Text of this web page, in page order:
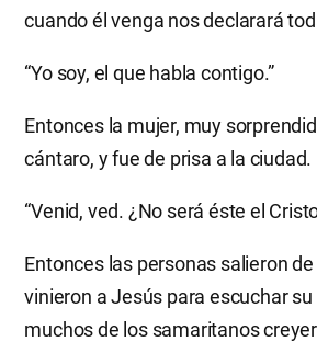
cuando él venga nos declarará
“Yo soy, el que habla contigo.”
Entonces la mujer, muy
cántaro, y fue de prisa a la ciudad.
“Venid, ved. ¿No será éste el
Entonces las personas salieron
vinieron a Jesús para escuchar su
muchos de los samaritanos